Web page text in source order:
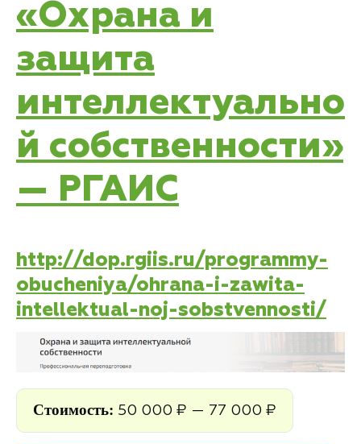
«Охрана и
защита
интеллектуально
й собственности»
— РГАИС
http://dop.rgiis.ru/programmy-
obucheniya/ohrana-i-zawita-
intellektual-noj-sobstvennosti/
Стоимость: 50 000 ₽ — 77 000 ₽